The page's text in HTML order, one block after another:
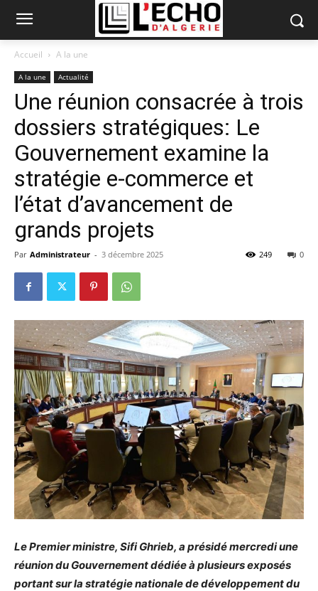
Accueil A la une
A la une Actualité
Une réunion consacrée à trois
dossiers stratégiques: Le
Gouvernement examine la
stratégie e-commerce et
l’état d’avancement de
grands projets
Par Administrateur - 3 décembre 2025 0
249
Le Premier ministre, Sifi Ghrieb, a présidé mercredi une
réunion du Gouvernement dédiée à plusieurs exposés
portant sur la stratégie nationale de développement du